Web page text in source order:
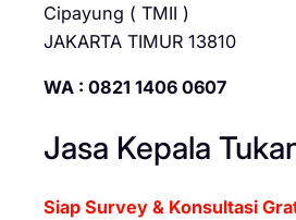
Cipayung ( TMII )
JAKARTA TIMUR 13810
WA : 0821 1406 0607
Jasa Kepala
Siap Survey & Konsultasi